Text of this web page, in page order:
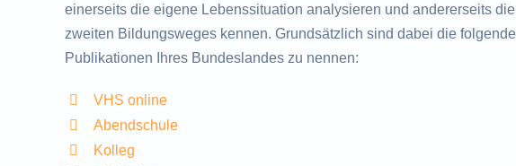
einerseits die eigene Lebenssituation analysieren und andererseits
zweiten Bildungsweges kennen. Grundsätzlich sind dabei die
Publikationen Ihres Bundeslandes zu nennen:
VHS online
Abendschule
Kolleg